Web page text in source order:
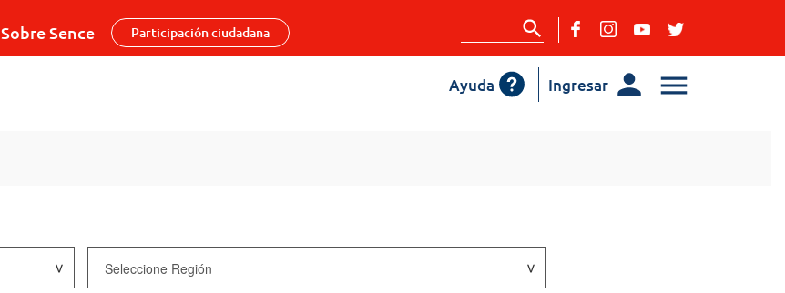
Sobre Sence Participación ciudadana
Ingresar
Ayuda